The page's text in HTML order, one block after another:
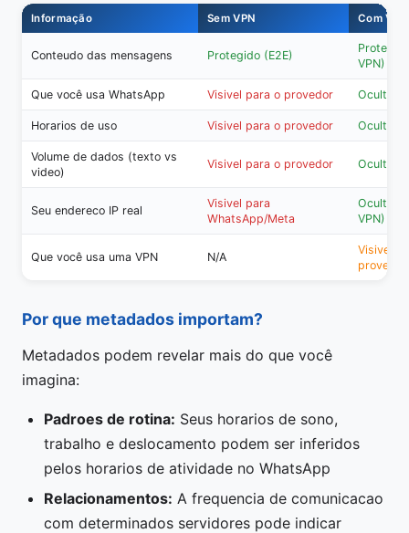
Informação Sem VPN Com VPN
Conteudo das mensagens Protegido (E2E)
VPN)
Que você usa WhatsApp Visivel para o provedor Oculto
Horarios de uso Visivel para o provedor Oculto
Volume de dados (texto vs
video)
Visivel para o provedor Oculto
Seu endereco IP real
Visivel para
WhatsApp/Meta
Oculto
VPN)
Que você usa uma VPN N/A
Visivel
provedor
Por que metadados importam?
Metadados podem revelar mais do que você
imagina:
Padroes de rotina: Seus horarios de sono,
trabalho e deslocamento podem ser inferidos
pelos horarios de atividade no WhatsApp
Relacionamentos: A frequencia de comunicacao
com determinados servidores pode indicar